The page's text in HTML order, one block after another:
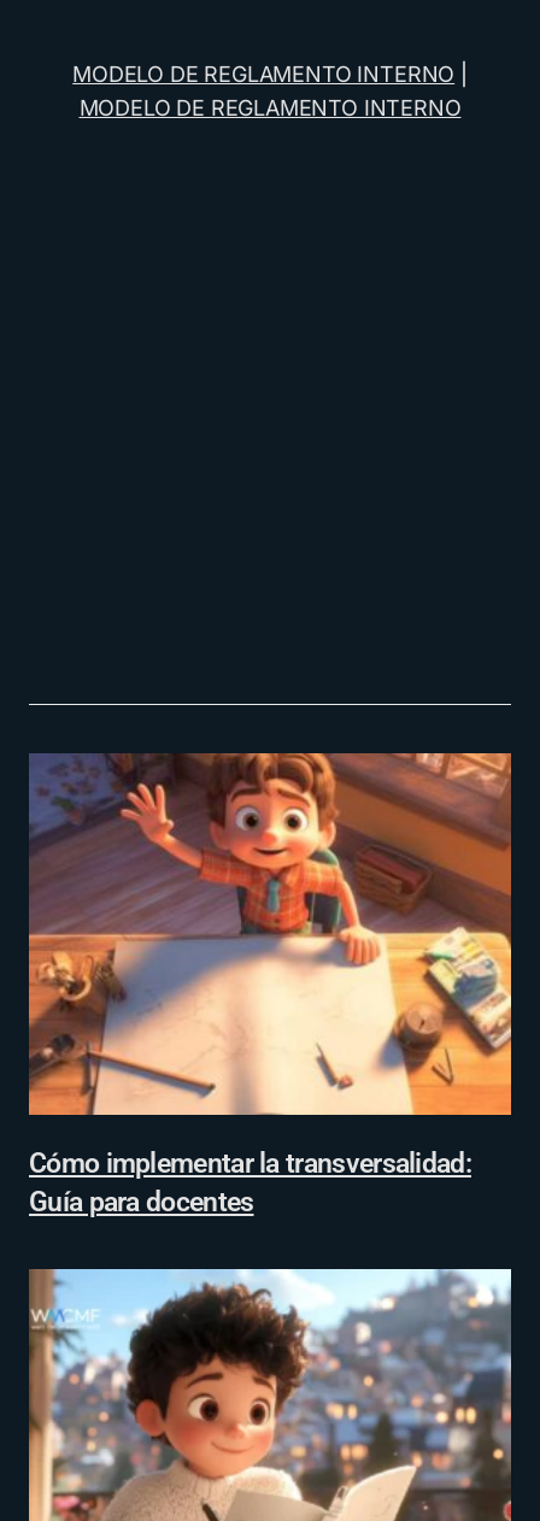
MODELO DE REGLAMENTO INTERNO
MODELO DE REGLAMENTO INTERNO
Cómo implementar la transversalidad:
Guía para docentes